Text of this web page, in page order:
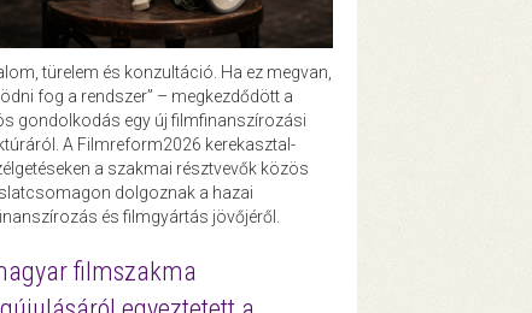
türelem és konzultáció. Ha ez megvan,
fog a rendszer” – megkezdődött a
gondolkodás egy új filmfinanszírozási
A Filmreform2026 kerekasztal-
a szakmai résztvevők közös
dolgoznak a hazai
és filmgyártás jövőjéről.
filmszakma